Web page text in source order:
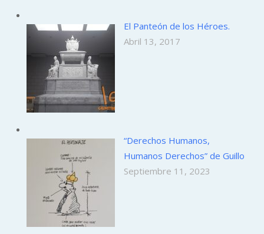
El Panteón de los Héroes.
Abril 13, 2017
“Derechos Humanos,
Humanos Derechos” de Guillo
Septiembre 11, 2023